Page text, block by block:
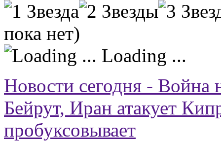
пока нет)
Loading ...
Новости сегодня - Война
Бейрут, Иран атакует
пробуксовывает